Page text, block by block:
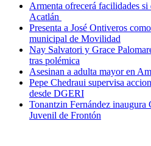
Armenta ofrecerá facilidades si
Acatlán
Presenta a José Ontiveros
municipal de Movilidad
Nay Salvatori y Grace
tras polémica
Asesinan a adulta mayor en
Pepe Chedraui supervisa
desde DGERI
Tonantzin Fernández inaugura
Juvenil de Frontón